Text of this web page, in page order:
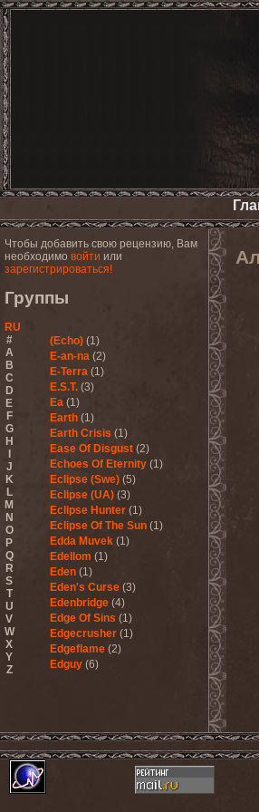
Чтобы добавить свою рецензию, Вам
необходимо войти или
зарегистрироваться!
Группы
RU
#
A
B
C
D
E
F
G
H
J
K
L
M
N
O
P
Q
R
S
T
U
V
W
X
Y
Z
(Echo) (1)
E-an-na (2)
E-Terra (1)
E.S.T. (3)
Ea (1)
Earth (1)
Earth Crisis (1)
Ease Of Disgust (2)
Echoes Of Eternity (1)
Eclipse (Swe) (5)
Eclipse (UA) (3)
Eclipse Hunter (1)
Eclipse Of The Sun (1)
Edda Muvek (1)
Edellom (1)
Eden (1)
Eden's Curse (3)
Edenbridge (4)
Edge Of Sins (1)
Edgecrusher (1)
Edgeflame (2)
Edguy (6)
Einherjer (3)
Einsturzende Neubauten (1)